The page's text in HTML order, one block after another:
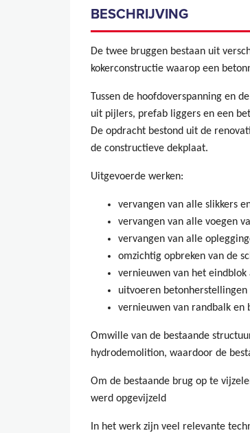
BESCHRIJVING
De twee bruggen bestaan uit
kokerconstructie waarop een
Tussen de hoofdoverspanning en
uit pijlers, prefab liggers en een
De opdracht bestond uit de
de constructieve dekplaat.
Uitgevoerde werken:
vervangen van alle slikkers
vervangen van alle voegen
vervangen van alle
omzichtig opbreken van de
vernieuwen van het eindblok
uitvoeren
vernieuwen van randbalk en
Omwille van de bestaande
hydrodemolition, waardoor de
Om de bestaande brug op te
werd opgevijzeld
In het werk zijn veel relevante